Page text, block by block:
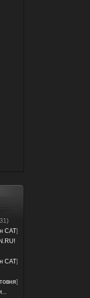
CAT]
CAT]
]